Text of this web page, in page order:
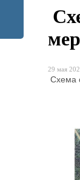
29 мая
Схема